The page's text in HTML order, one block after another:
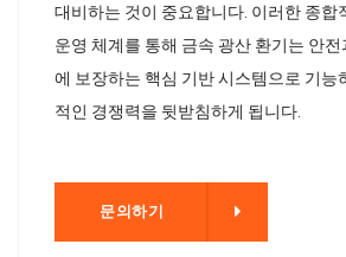
대비하는 것이 중요합니다. 이러한 종합
운영 체계를 통해 금속 광산 환기는 안
에 보장하는 핵심 기반 시스템으로 기능
적인 경쟁력을 뒷받침하게 됩니다.
문의하기